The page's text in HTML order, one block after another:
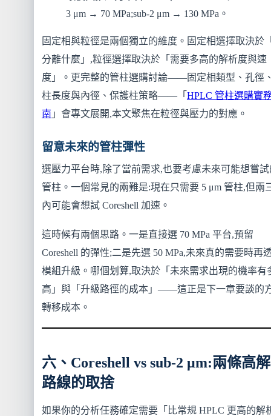
3 μm → 70 MPa;sub-2 μm → 130 MPa。
固定相與粒徑是兩個獨立的維度。固定相選擇取決於
分離什麼」,粒徑選擇取決於「需要多高的解析度與速
度」。更完整的管柱選購討論——固定相類型、孔徑
柱長度與內徑、保護柱策略——「 HPLC 管柱選購實
南 」會專文展開,本文聚焦在粒徑與壓力的對應。
留意未來的管柱彈性
選壓力平台時,除了當前需求,也要考慮未來可能想嘗試
管柱。一個常見的兩難是:現在只需要 5 μm 管柱,但兩
內可能會想試 Coreshell 加速。
這時候有兩個思路。一是直接選 70 MPa 平台,預留
Coreshell 的彈性;二是先選 50 MPa,未來真的需要時再
模組升級。哪個划算,取決於「未來需求出現的機率有
高」與「升級路徑的成本」——這正是下一章要談的
轉移成本。
六、Coreshell vs sub-2 μm:兩條高
路線的取捨
如果你的分析任務確定需要「比常規 HPLC 更高的解